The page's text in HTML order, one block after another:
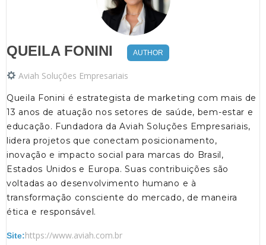
QUEILA FONINI AUTHOR
Aviah Soluções Empresariais
Queila Fonini é estrategista de marketing com mais de
13 anos de atuação nos setores de saúde, bem-estar e
educação. Fundadora da Aviah Soluções Empresariais,
lidera projetos que conectam posicionamento,
inovação e impacto social para marcas do Brasil,
Estados Unidos e Europa. Suas contribuições são
voltadas ao desenvolvimento humano e à
transformação consciente do mercado, de maneira
ética e responsável.
Site:https://www.aviah.com.br